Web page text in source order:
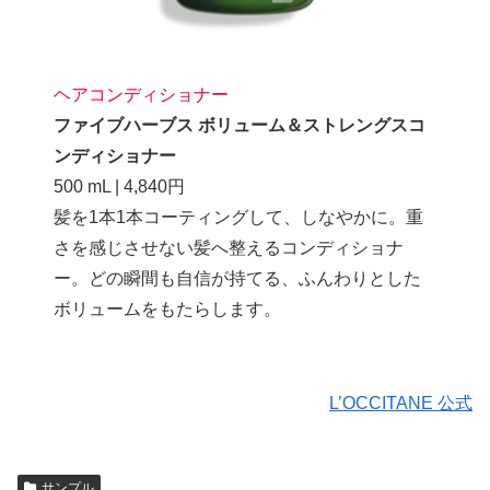
ヘアコンディショナー
ファイブハーブス ボリューム＆ストレングスコ
ンディショナー
500 mL | 4,840円
髪を1本1本コーティングして、しなやかに。重
さを感じさせない髪へ整えるコンディショナ
ー。どの瞬間も自信が持てる、ふんわりとした
ボリュームをもたらします。
L’OCCITANE 公式